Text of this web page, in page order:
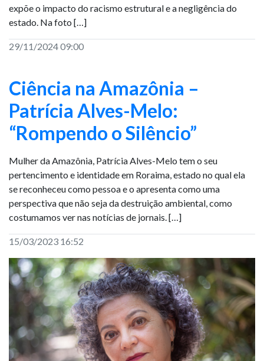
expõe o impacto do racismo estrutural e a negligência do
estado. Na foto […]
29/11/2024 09:00
Ciência na Amazônia –
Patrícia Alves-Melo:
“Rompendo o Silêncio”
Mulher da Amazônia, Patrícia Alves-Melo tem o seu
pertencimento e identidade em Roraima, estado no qual ela
se reconheceu como pessoa e o apresenta como uma
perspectiva que não seja da destruição ambiental, como
costumamos ver nas notícias de jornais. […]
15/03/2023 16:52